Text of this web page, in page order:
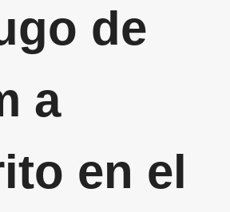
de
a
en el